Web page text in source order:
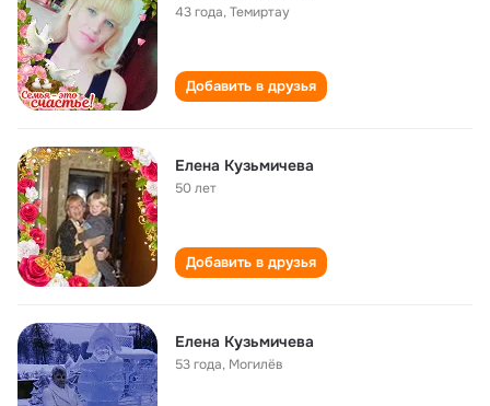
43 года,Темиртау
Добавить в друзья
Елена Кузьмичева
50 лет
Добавить в друзья
Елена Кузьмичева
53 года, Могилёв